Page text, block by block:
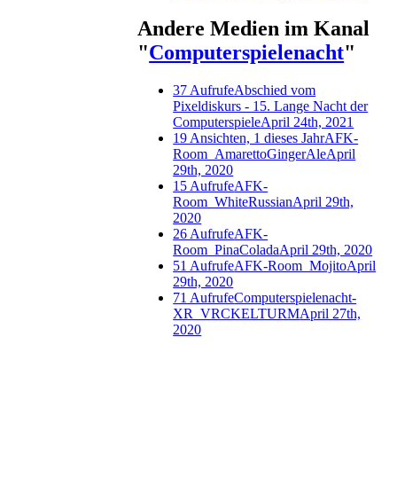
Andere Medien im Kanal
"Computerspielenacht"
37 AufrufeAbschied vom
Pixeldiskurs - 15. Lange Nacht der
ComputerspieleApril 24th, 2021
19 Ansichten, 1 dieses JahrAFK-
Room_AmarettoGingerAleApril
29th, 2020
15 AufrufeAFK-
Room_WhiteRussianApril 29th,
2020
26 AufrufeAFK-
Room_PinaColadaApril 29th, 2020
51 AufrufeAFK-Room_MojitoApril
29th, 2020
71 AufrufeComputerspielenacht-
XR_VRCKELTURMApril 27th,
2020